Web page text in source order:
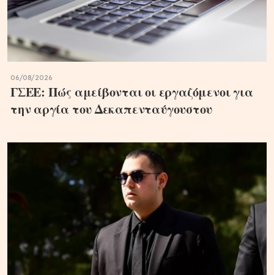
06/08/2026
ΓΣΕΕ: Πώς αμείβονται οι εργαζόμενοι για
την αργία του Δεκαπενταύγουστου